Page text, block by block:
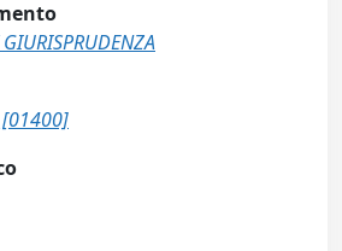
[01400]